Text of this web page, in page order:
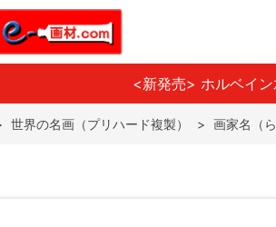
<新発売> ホルベイ
世界の名画（プリハード複製） > 画家名（